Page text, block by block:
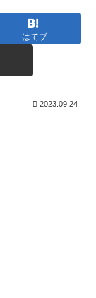
はてブ
2023.09.24